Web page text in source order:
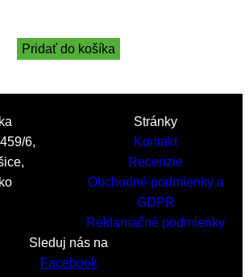
Pridať do košíka
6,
Stránky
Kontakt
Recenzie
Obchodné podmienky a
GDPR
Reklamačné podmienky
Sleduj nás na
Facebook